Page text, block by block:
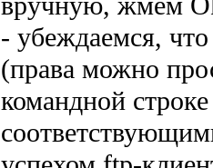
- убеждаемся,
(права можно
командной